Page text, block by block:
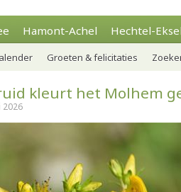
Hamont-Achel Hechtel-
Groeten & felicitaties
kleurt het Molhem
2026